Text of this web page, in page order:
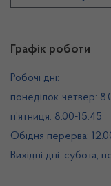
Графік роботи
Робочі дні:
понеділок-четвер:
п’ятниця: 8.00-15.45
Обідня перерва:
Вихідні дні: субота,